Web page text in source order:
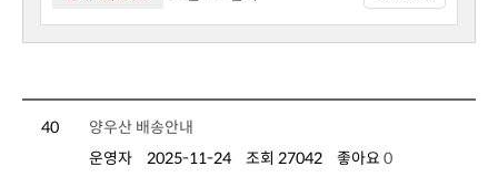
40
양우산 배송안내
운영자
2025-11-24 조회 27042 좋아요 0